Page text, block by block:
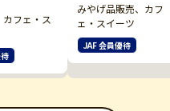
フェ・ス
みやげ品販売、カフ
ェ・スイーツ
JAF 会員優待